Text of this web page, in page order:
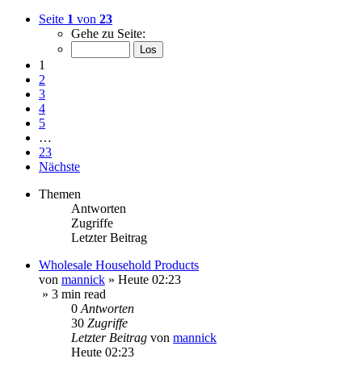
Seite 1 von 23
Gehe zu Seite:
1
2
3
4
5
…
23
Nächste
Themen
Antworten
Zugriffe
Letzter Beitrag
Wholesale Household Products
von mannick » Heute 02:23
» 3 min read
0 Antworten
30 Zugriffe
Letzter Beitrag von mannick
Heute 02:23